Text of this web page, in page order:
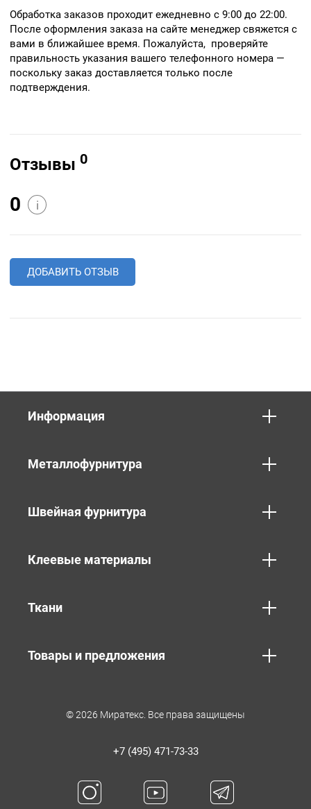
Обработка заказов проходит ежедневно с 9:00 до 22:00.
После оформления заказа на сайте менеджер свяжется с
вами в ближайшее время. Пожалуйста, проверяйте
правильность указания вашего телефонного номера —
поскольку заказ доставляется только после
подтверждения.
Отзывы 0
0 i
ДОБАВИТЬ ОТЗЫВ
Информация
Металлофурнитура
Швейная фурнитура
Клеевые материалы
Ткани
Товары и предложения
© 2026 Миратекс. Все права защищены
+7 (495) 471-73-33